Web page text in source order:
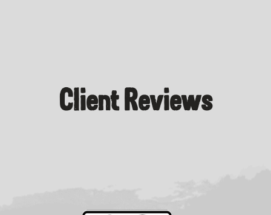
Client Reviews